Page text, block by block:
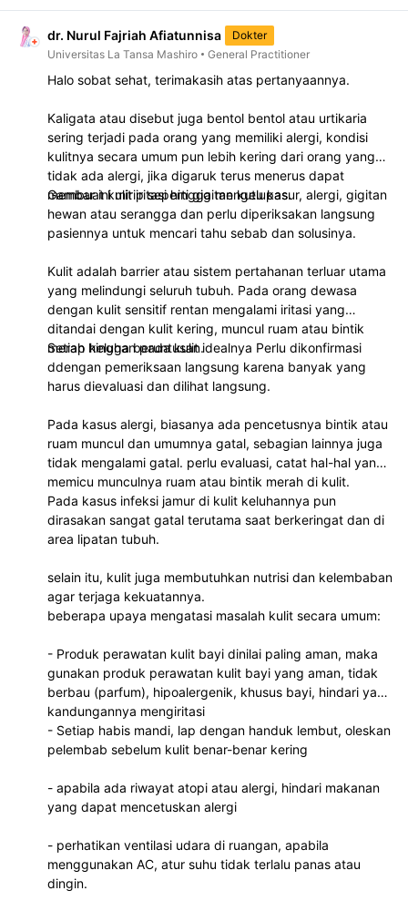
dr. Nurul Fajriah Afiatunnisa
Dokter
Universitas La Tansa Mashiro
General Practitioner
Halo sobat sehat, terimakasih atas pertanyaannya.
Kaligata atau disebut juga bentol bentol atau urtikaria
sering terjadi pada orang yang memiliki alergi, kondisi
kulitnya secara umum pun lebih kering dari orang yang
tidak ada alergi, jika digaruk terus menerus dapat
membuat kulit iritasi hingga mengelupas.
Gambar ini mirip seperti gigitan kutu kasur, alergi, gigitan
hewan atau serangga dan perlu diperiksakan langsung
pasiennya untuk mencari tahu sebab dan solusinya.
Kulit adalah barrier atau sistem pertahanan terluar utama
yang melindungi seluruh tubuh. Pada orang dewasa
dengan kulit sensitif rentan mengalami iritasi yang
ditandai dengan kulit kering, muncul ruam atau bintik
merah hingga beruntusan.
Setiap keluhan pada kulit idealnya Perlu dikonfirmasi
ddengan pemeriksaan langsung karena banyak yang
harus dievaluasi dan dilihat langsung.
Pada kasus alergi, biasanya ada pencetusnya bintik atau
ruam muncul dan umumnya gatal, sebagian lainnya juga
tidak mengalami gatal. perlu evaluasi, catat hal-hal yang
memicu munculnya ruam atau bintik merah di kulit.
Pada kasus infeksi jamur di kulit keluhannya pun
dirasakan sangat gatal terutama saat berkeringat dan di
area lipatan tubuh.
selain itu, kulit juga membutuhkan nutrisi dan kelembaban
agar terjaga kekuatannya.
beberapa upaya mengatasi masalah kulit secara umum:
- Produk perawatan kulit bayi dinilai paling aman, maka
gunakan produk perawatan kulit bayi yang aman, tidak
berbau (parfum), hipoalergenik, khusus bayi, hindari yang
kandungannya mengiritasi
- Setiap habis mandi, lap dengan handuk lembut, oleskan
pelembab sebelum kulit benar-benar kering
- apabila ada riwayat atopi atau alergi, hindari makanan
yang dapat mencetuskan alergi
- perhatikan ventilasi udara di ruangan, apabila
menggunakan AC, atur suhu tidak terlalu panas atau
dingin.